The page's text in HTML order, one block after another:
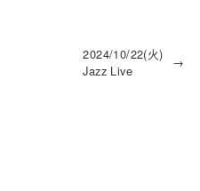
2024/10/22(火)
Jazz Live
→